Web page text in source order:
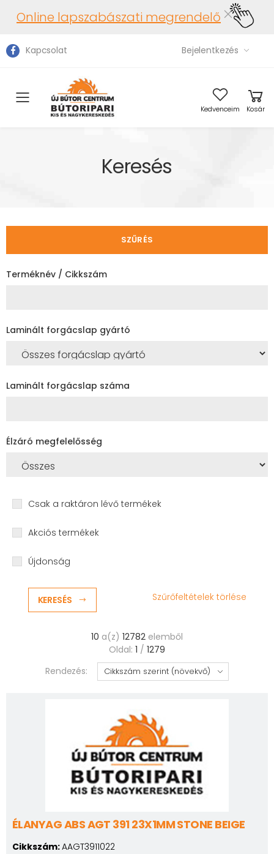
Online lapszabászati megrendelő
Kapcsolat Bejelentkezés
Toggle mobile menu Kedvenceim Kosár
Keresés
SZŰRÉS
Terméknév / Cikkszám
Laminált forgácslap gyártó
Laminált forgácslap száma
Élzáró megfelelősség
Csak a raktáron lévő termékek
Akciós termékek
Újdonság
KERESÉS Szűrőfeltételek törlése
10 a(z) 12782 elemből
Oldal: 1 / 1279
Rendezés:
ÉLANYAG ABS AGT 391 23X1MM STONE BEIGE
Cikkszám:AAGT3911022